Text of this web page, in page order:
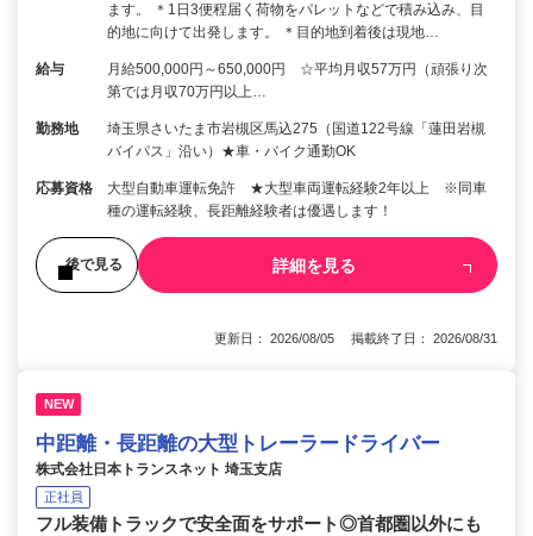
ます。 ＊1日3便程届く荷物をパレットなどで積み込み、目
的地に向けて出発します。 ＊目的地到着後は現地…
給与
月給500,000円～650,000円 ☆平均月収57万円（頑張り次
第では月収70万円以上…
勤務地
埼玉県さいたま市岩槻区馬込275（国道122号線「蓮田岩槻
バイパス」沿い）★車・バイク通勤OK
応募資格
大型自動車運転免許 ★大型車両運転経験2年以上 ※同車
種の運転経験、長距離経験者は優遇します！
後で見る 詳細を見る
更新日： 2026/08/05 掲載終了日： 2026/08/31
NEW
中距離・長距離の大型トレーラードライバー
株式会社日本トランスネット 埼玉支店
正社員
フル装備トラックで安全面をサポート◎首都圏以外にも